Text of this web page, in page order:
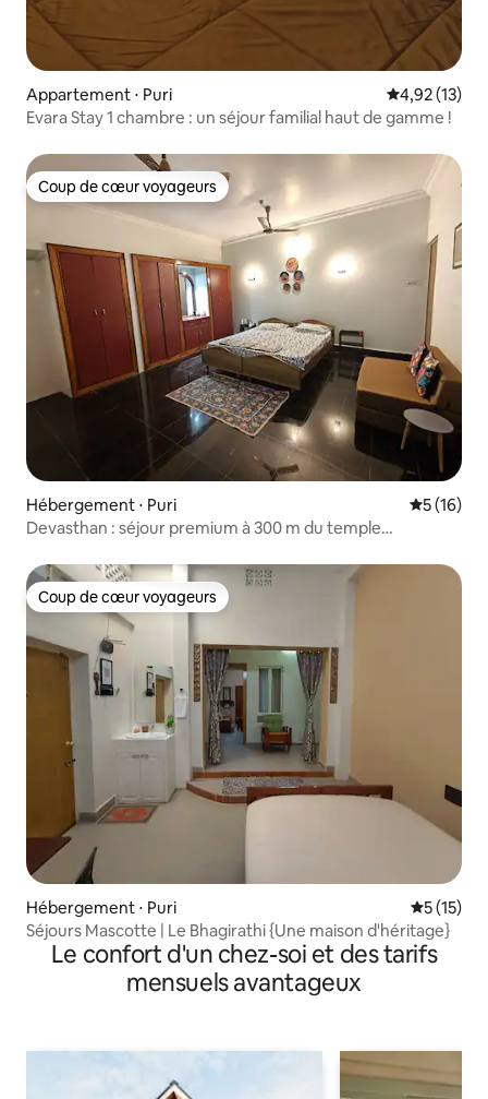
Appartement ⋅ Puri Évaluation
4,92 (13)
Evara Stay 1 chambre : un séjour familial haut de gamme !
Coup de cœur voyageurs
Coup de cœur voyageurs
Hébergement ⋅ Puri
5 (16)
Devasthan : séjour premium à 300 m du temple
Coup de cœur voyageurs
Coup de cœur voyageurs
Hébergement ⋅ Puri
5 (15)
Séjours Mascotte | Le Bhagirathi {Une maison d'héritage}
Le confort d'un chez-soi et des tarifs
mensuels avantageux